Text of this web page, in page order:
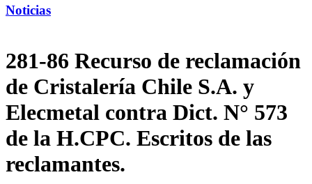
Noticias
281-86 Recurso de reclamación
de Cristalería Chile S.A. y
Elecmetal contra Dict. N° 573
de la H.CPC. Escritos de las
reclamantes.